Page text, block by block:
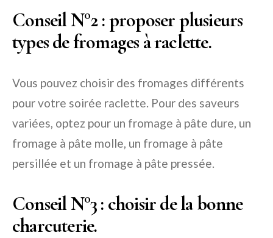
Conseil N°2: proposer plusieurs
types de fromages à raclette.
Vous pouvez choisir des fromages différents
pour votre soirée raclette. Pour des saveurs
variées, optez pour un fromage à pâte dure, un
fromage à pâte molle, un fromage à pâte
persillée et un fromage à pâte pressée.
Conseil N°3: choisir de la bonne
charcuterie.